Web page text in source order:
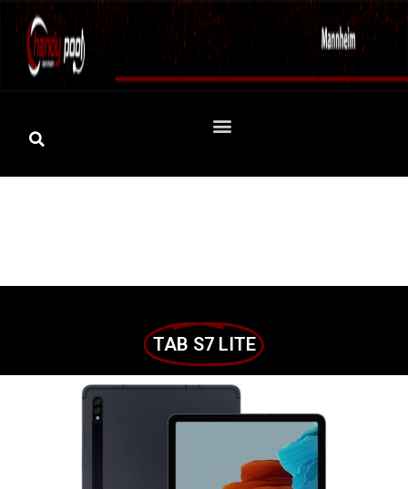
TAB S7 LITE